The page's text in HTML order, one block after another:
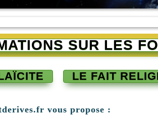
SUR LES
LE FAIT
vous propose :